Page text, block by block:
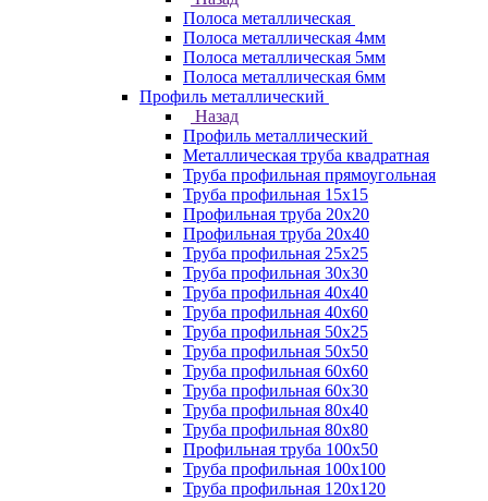
Полоса металлическая
Полоса металлическая 4мм
Полоса металлическая 5мм
Полоса металлическая 6мм
Профиль металлический
Назад
Профиль металлический
Металлическая труба квадратная
Труба профильная прямоугольная
Труба профильная 15х15
Профильная труба 20х20
Профильная труба 20х40
Труба профильная 25х25
Труба профильная 30x30
Труба профильная 40х40
Труба профильная 40х60
Труба профильная 50х25
Труба профильная 50х50
Труба профильная 60x60
Труба профильная 60х30
Труба профильная 80х40
Труба профильная 80х80
Профильная труба 100х50
Труба профильная 100х100
Труба профильная 120х120